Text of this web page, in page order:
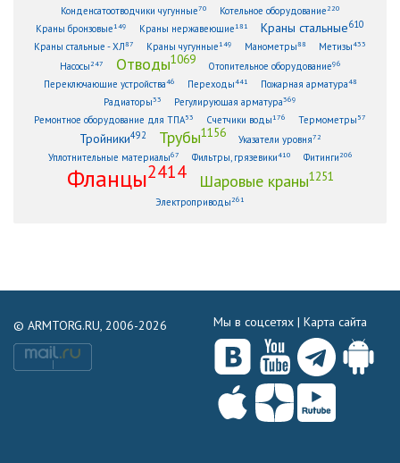
Конденсатоотводчики чугунные70 Котельное оборудование 220
Краны бронзовые149 Краны нержавеющие181 Краны стальные610
Краны стальные - ХЛ87 Краны чугунные149 Манометры88 Метизы433
Насосы 247 Отводы1069 Отопительное оборудование96
Переключающие устройства46 Переходы441 Пожарная арматура48
Радиаторы33 Регулирующая арматура369
Ремонтное оборудование для ТПА53 Счетчики воды176 Термометры 57
Тройники492 Трубы1156 Указатели уровня72
Уплотнительные материалы67 Фильтры, грязевики410 Фитинги 206
Фланцы2414 Шаровые краны1251
Электроприводы 261
© ARMTORG.RU, 2006-2026 Мы в соцсетях | Карта сайта